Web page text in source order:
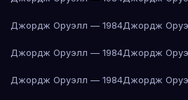
Джордж Оруэлл — 1984Джордж
Джордж Оруэлл — 1984Джордж
Джордж Оруэлл — 1984Джордж